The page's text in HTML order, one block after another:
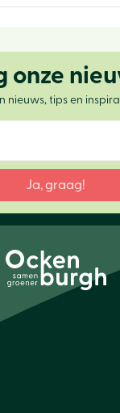
onze
nieuws, tips en